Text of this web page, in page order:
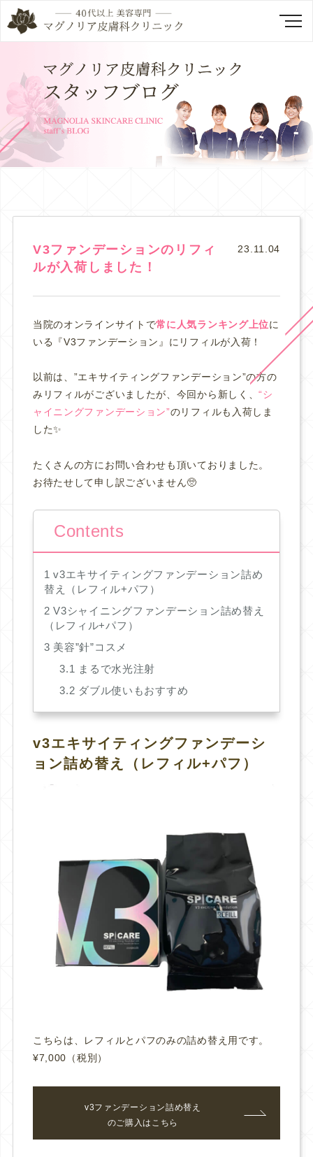
V3ファンデーションのリフィ
ルが入荷しました！
23.11.04
当院のオンラインサイトで常に人気ランキング上位に
いる『V3ファンデーション』にリフィルが入荷！
以前は、”エキサイティングファンデーション”の方の
みリフィルがございましたが、今回から新しく、“シ
ャイニングファンデーション”のリフィルも入荷しま
した✨
たくさんの方にお問い合わせも頂いておりました。
お待たせして申し訳ございません🥺
Contents
1 v3エキサイティングファンデーション詰め
替え（レフィル+パフ）
2 V3シャイニングファンデーション詰め替え
（レフィル+パフ）
3 美容”針”コスメ
3.1 まるで水光注射
3.2 ダブル使いもおすすめ
v3エキサイティングファンデーシ
ョン詰め替え（レフィル+パフ）
こちらは、レフィルとパフのみの詰め替え用です。
¥7,000（税別）
v3ファンデーション詰め替え
のご購入はこちら